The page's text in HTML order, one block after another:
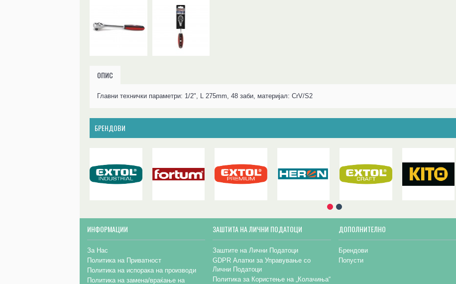
ОПИС
Главни технички параметри: 1/2", L 275mm, 48 заби, материјал: CrV/S2
БРЕНДОВИ
ИНФОРМАЦИИ
За Нас
Политика на Приватност
Политика на испорака на производи
Политика на замена/враќање на
ЗАШТИТА НА ЛИЧНИ ПОДАТОЦИ
Заштите на Лични Податоци
GDPR Алатки за Управување со
Лични Податоци
Политика за Користење на „Колачиња“
ДОПОЛНИТЕЛНО
Брендови
Попусти